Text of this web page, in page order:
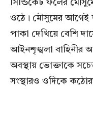
সিন্ডিকেট ফলের
ওঠে। মৌসুমের আগেই
পাকা দেখিয়ে বেশি
আইনশৃঙ্খলা বাহিনীর
অবস্থায় ভোক্তাকে
সংস্থারও ওদিকে